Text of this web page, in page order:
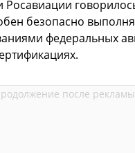
безопасно
федеральных